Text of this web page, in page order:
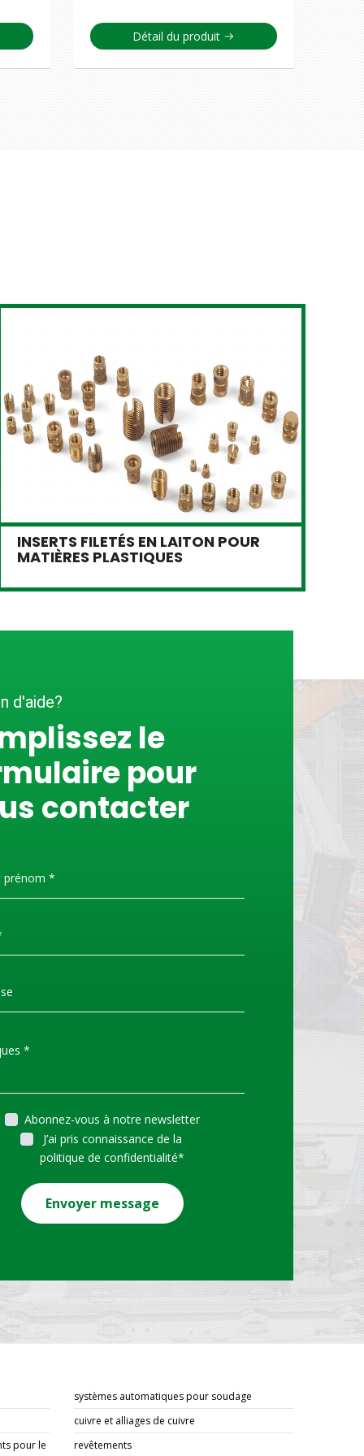
Détail du produit
INSERTS FILETÉS EN LAITON POUR
MATIÈRES PLASTIQUES
DES
TECNA
les dernières
de la gamme
Tecna, cinq
d'aide?
le
pour
contacter
Abonnez-vous à notre newsletter
J’ai pris connaissance de la
politique de confidentialité*
Envoyer message
pour le
systèmes automatiques pour soudage
cuivre et alliages de cuivre
revêtements